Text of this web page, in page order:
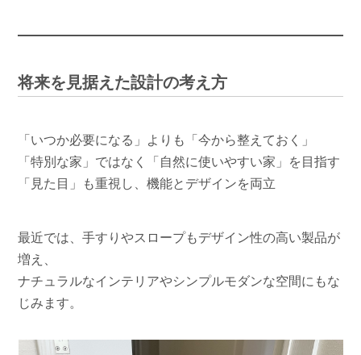
将来を見据えた設計の考え方
「いつか必要になる」よりも「今から整えておく」
「特別な家」ではなく「自然に使いやすい家」を目指す
「見た目」も重視し、機能とデザインを両立
最近では、手すりやスロープもデザイン性の高い製品が
増え、
ナチュラルなインテリアやシンプルモダンな空間にもな
じみます。